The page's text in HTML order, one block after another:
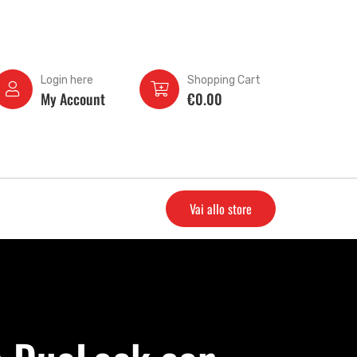
Login here
My Account
Shopping Cart
€0.00
Vai allo store